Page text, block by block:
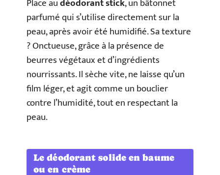
parfumé qui s’utilise directement sur la
peau, après avoir été humidifié. Sa texture
? Onctueuse, grâce à la présence de
beurres végétaux et d’ingrédients
nourrissants. Il sèche vite, ne laisse qu’un
film léger, et agit comme un bouclier
contre l’humidité, tout en respectant la
peau.
Le déodorant solide en baume
ou en crème